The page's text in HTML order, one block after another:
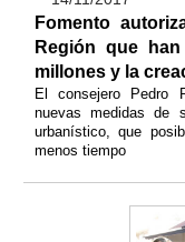
Fomento
Región que
millones y la
El consejero Pedro
nuevas medidas de
urbanístico, que
menos tiempo